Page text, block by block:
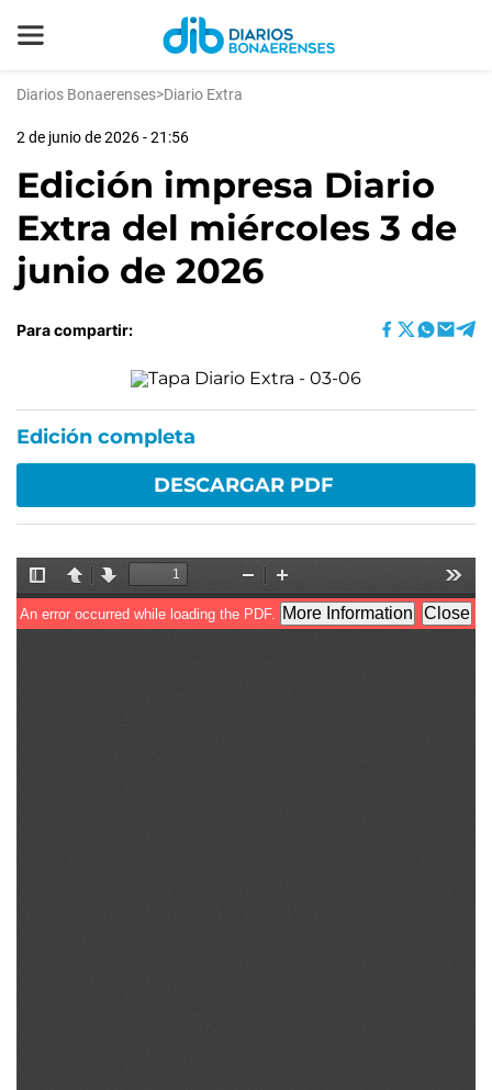
Diarios Bonaerenses>Diario Extra
2 de junio de 2026 - 21:56
Edición impresa Diario
Extra del miércoles 3 de
junio de 2026
Para compartir:
Edición completa
DESCARGAR PDF